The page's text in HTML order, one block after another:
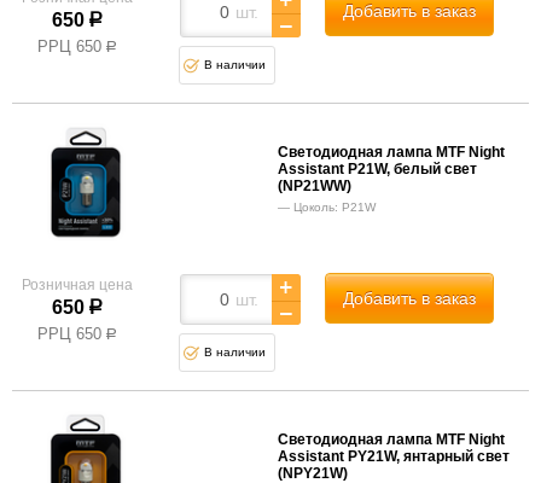
650 р
РРЦ 650 р
шт. Добавить в заказ
В наличии
Светодиодная лампа MTF Night
Assistant P21W, белый свет
(NP21WW)
Цоколь: P21W
Розничная цена
650 р
РРЦ 650 р
шт. Добавить в заказ
В наличии
Светодиодная лампа MTF Night
Assistant PY21W, янтарный свет
(NPY21W)